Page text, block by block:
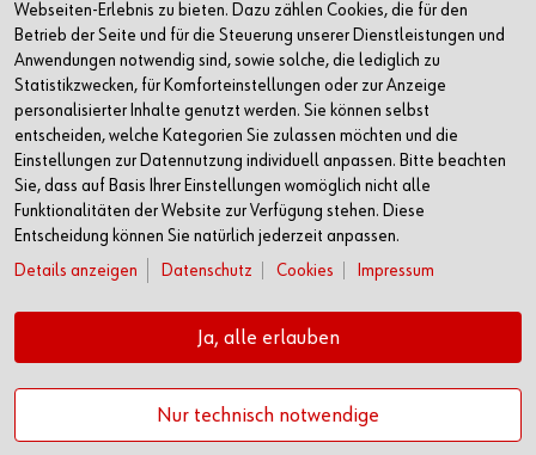
Webseiten-Erlebnis zu bieten. Dazu zählen Cookies, die für den
Betrieb der Seite und für die Steuerung unserer Dienstleistungen und
Anwendungen notwendig sind, sowie solche, die lediglich zu
Statistikzwecken, für Komforteinstellungen oder zur Anzeige
personalisierter Inhalte genutzt werden. Sie können selbst
entscheiden, welche Kategorien Sie zulassen möchten und die
Einstellungen zur Datennutzung individuell anpassen. Bitte beachten
Sie, dass auf Basis Ihrer Einstellungen womöglich nicht alle
Funktionalitäten der Website zur Verfügung stehen. Diese
Entscheidung können Sie natürlich jederzeit anpassen.
Details anzeigen
Datenschutz Cookies Impressum
Ja, alle erlauben
Nur technisch notwendige